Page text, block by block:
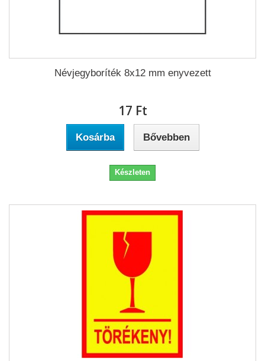
Névjegyboríték 8x12 mm enyvezett
17 Ft‎
Kosárba Bővebben
Készleten